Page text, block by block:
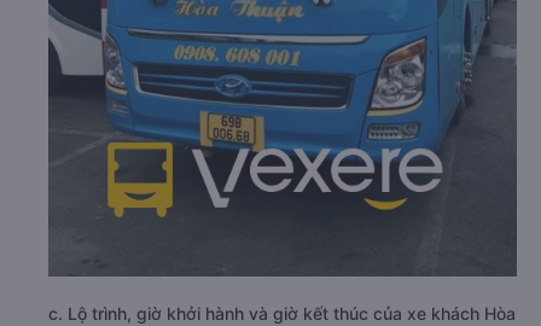
c. Lộ trình, giờ khởi hành và giờ kết thúc của xe khách Hòa